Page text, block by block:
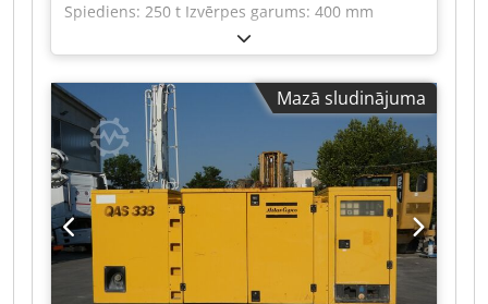
Spiediens: 250 t Izvērpes garums: 400 mm
Gājiens: 30...140 mm Galda izmērs: 1000 x 750
mm Caurgājuma atvere galdā: 360 x 400 mm
Sitēja virsmas izmērs: 630 x 500 mm
Dwjdpeztpnhsfx Aqioa Sitēja regulācija: 110 mm
Kopējā jaudas nepieciešamība: 18 kW
Aptuvenais iekārtas svars: 16 t
Mazā sludinājuma